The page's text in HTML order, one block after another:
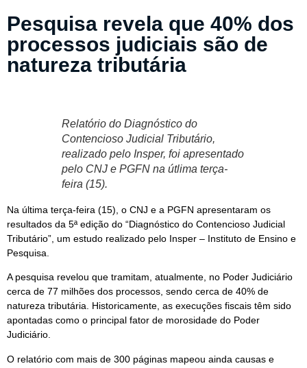
Pesquisa revela que 40% dos
processos judiciais são de
natureza tributária
Relatório do Diagnóstico do
Contencioso Judicial Tributário,
realizado pelo Insper, foi apresentado
pelo CNJ e PGFN na útlima terça-
feira (15).
Na última terça-feira (15), o CNJ e a PGFN apresentaram os
resultados da 5ª edição do “Diagnóstico do Contencioso Judicial
Tributário”, um estudo realizado pelo Insper – Instituto de Ensino e
Pesquisa.
A pesquisa revelou que tramitam, atualmente, no Poder Judiciário
cerca de 77 milhões dos processos, sendo cerca de 40% de
natureza tributária. Historicamente, as execuções fiscais têm sido
apontadas como o principal fator de morosidade do Poder
Judiciário.
O relatório com mais de 300 páginas mapeou ainda causas e